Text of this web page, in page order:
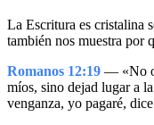
La Escritura es cristalina
también nos muestra por
Romanos 12:19 — «No
míos, sino dejad lugar a
venganza, yo pagaré,